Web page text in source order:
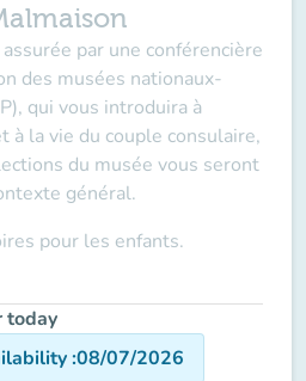
par une conférencière
des musées nationaux-
qui vous introduira à
à la vie du couple consulaire,
du musée vous seront
général.
pour les enfants.
today
:08/07/2026